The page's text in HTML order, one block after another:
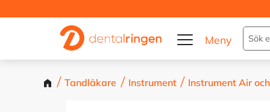
Tandläkare Instrument Instrument Air